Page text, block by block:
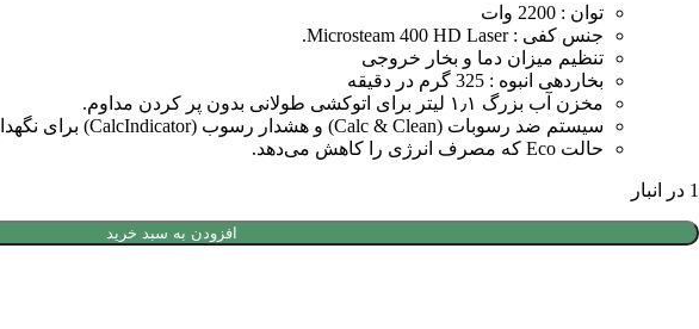
توان : 2200 وات
جنس کفی : Microsteam 400 HD Laser.
تنظیم میزان دما و بخار خروجی
بخاردهی انبوه : 325 گرم در دقیقه
مخزن آب بزرگ ۱٫۱ لیتر برای اتوکشی طولانی بدون پر کردن مداوم.
سیستم ضد رسوبات (Calc & Clean) و هشدار رسوب (CalcIndicator) برای نگهداری بهتر دستگاه.
حالت Eco که مصرف انرژی را کاهش می‌دهد.
1 در انبار
افزودن به سبد خرید